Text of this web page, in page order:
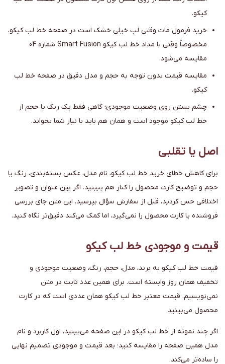
کیکو.
خرید فرمول مات وقتی لب خیلی خشک است در صفحه خط لب کیکو،
مخصوصاً وقتی با مداد خط لب کیکو Smart Fusion شماره 04
مقایسه می‌شود.
مقایسه قیمت بدون توجه به حجم و مدل دقیق در صفحه خط لب
کیکو.
چشم بستن روی وضعیت موجودی؛ گاهی فقط یک رنگ یا حجم از
خط لب کیکو موجود است و همان هم باید با نیاز شما بخواند.
اصل یا تقلبی
برای کاهش خطای خرید خط لب کیکو، نام مدل، عکس بسته‌بندی، رنگ یا
حجم و توضیح کارت محصول را کنار هم ببینید. اگر بین عنوان و تصویر
اختلافی حس کردید، قبل از سفارش سؤال بپرسید. این متن جای بررسی
فروشنده یا کارت محصول را نمی‌گیرد، اما کمک می‌کند دقیق‌تر نگاه کنید.
قیمت و موجودی خط لب کیکو
قیمت خط لب کیکو به برند، مدل، حجم، رنگ، وضعیت موجودی و
تخفیف همان روز وابسته است. برای همین عدد ثابت در متن
نمی‌نویسیم. قیمت معتبر خط لب کیکو همان عددی است که در کارت
محصول می‌بینید.
اگر چند نمونه از خط لب کیکو در این صفحه می‌بینید، اول کاربرد و نام
مدل همین صفحه را مقایسه کنید؛ بعد قیمت و موجودی تصمیم نهایی
را ساده‌تر می‌کند.